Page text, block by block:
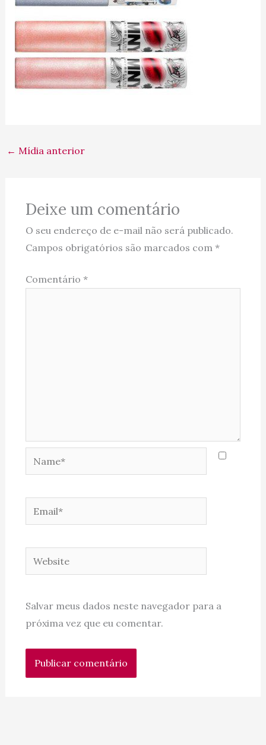
← Mídia anterior
Deixe um comentário
O seu endereço de e-mail não será publicado.
Campos obrigatórios são marcados com *
Comentário *
Name*
Email*
Website
Salvar meus dados neste navegador para a
próxima vez que eu comentar.